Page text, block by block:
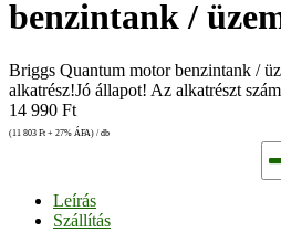
benzintank /
Briggs Quantum motor benzintank /
alkatrész!Jó állapot! Az alkatrészt
14 990 Ft
(11 803 Ft + 27% ÁFA) / db
Leírás
Szállítás